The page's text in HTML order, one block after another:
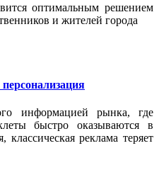
оптимальным решением
и жителей города
информацией рынка, где
быстро оказываются в
реклама теряет